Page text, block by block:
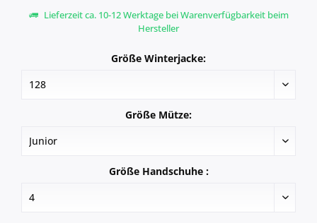
Lieferzeit ca. 10-12 Werktage bei Warenverfügbarkeit beim
Hersteller
Größe Winterjacke:
Größe Mütze:
Größe Handschuhe :